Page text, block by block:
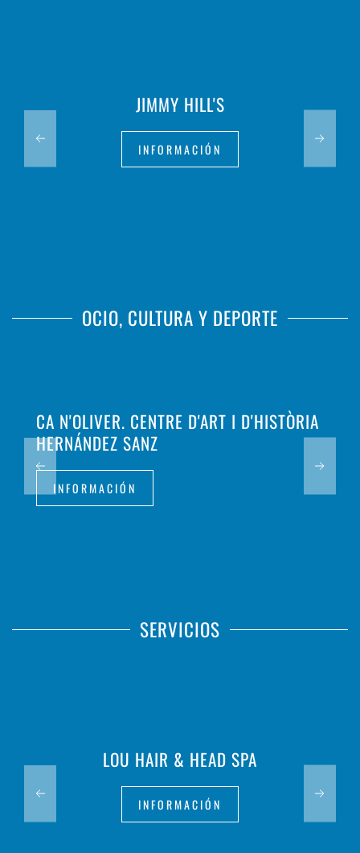
JIMMY HILL'S
INFORMACIÓN
OCIO, CULTURA Y DEPORTE
CA N'OLIVER. CENTRE D'ART I D'HISTÒRIA
HERNÁNDEZ SANZ
INFORMACIÓN
SERVICIOS
LOU HAIR & HEAD SPA
INFORMACIÓN